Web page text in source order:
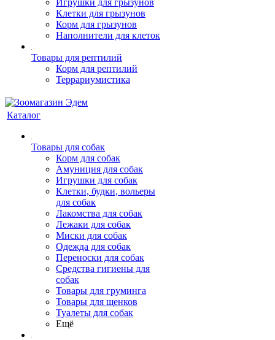
Игрушки для грызунов
Клетки для грызунов
Корм для грызунов
Наполнители для клеток
Товары для рептилий
Корм для рептилий
Террариумистика
Каталог
Товары для собак
Корм для собак
Амуниция для собак
Игрушки для собак
Клетки, будки, вольеры
для собак
Лакомства для собак
Лежаки для собак
Миски для собак
Одежда для собак
Переноски для собак
Средства гигиены для
собак
Товары для груминга
Товары для щенков
Туалеты для собак
Ещё